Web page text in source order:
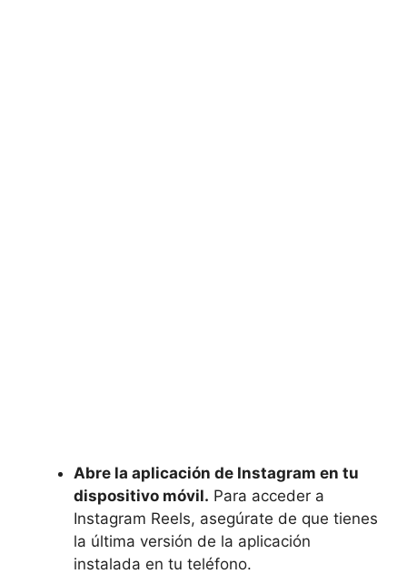
Abre la aplicación de⁣ Instagram en tu
dispositivo móvil. Para acceder a
Instagram Reels, asegúrate de que tienes
la última versión de la aplicación
instalada en tu teléfono.